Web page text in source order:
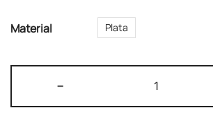
Material Plata
-
Largos
Riviere